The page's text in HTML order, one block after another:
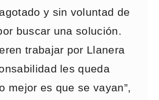
y sin voluntad de
buscar una solución.
trabajar por Llanera
les queda
mejor es que se vayan”,